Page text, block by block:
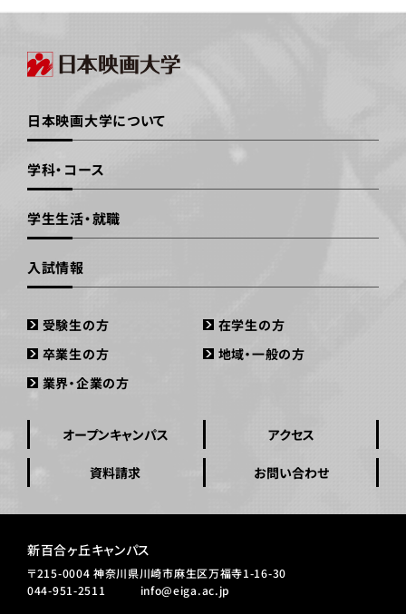
日本映画大学について
学科・コース
学生生活・就職
入試情報
受験生の方
在学生の方
卒業生の方
地域・一般の方
業界・企業の方
オープンキャンパス アクセス
資料請求 お問い合わせ
新百合ヶ丘キャンパス
〒215-0004 神奈川県川崎市麻生区万福寺1-16-30
044-951-2511
info@eiga.ac.jp